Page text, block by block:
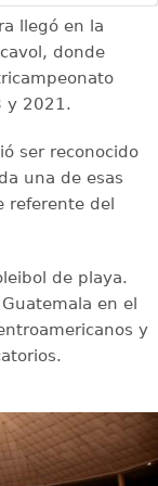
llegó en la
donde
y 2021.
ser reconocido
una de esas
referente del
de playa.
en el
y